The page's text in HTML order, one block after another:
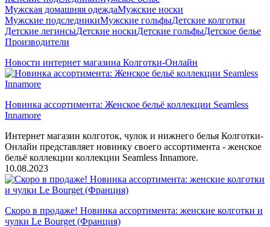
Мужская домашняя одеждаМужские носки
Мужские подследникиМужские гольфыДетские колготки
Детские легинсыДетские носкиДетские гольфыДетское белье
Производители
Новости интернет магазина Колготки-Онлайн
Новинка ассортимента: Женское бельё коллекции Seamless
Innamore
Интернет магазин колготок, чулок и нижнего белья Колготки-
Онлайн представляет новинку своего ассортимента - женское
бельё коллекции коллекции Seamless Innamore.
10.08.2023
Скоро в продаже! Новинка ассортимента: женские колготки и
чулки Le Bourget (Франция)